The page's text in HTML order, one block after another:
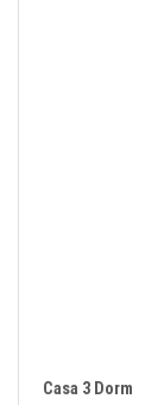
Casa 3 Dorm